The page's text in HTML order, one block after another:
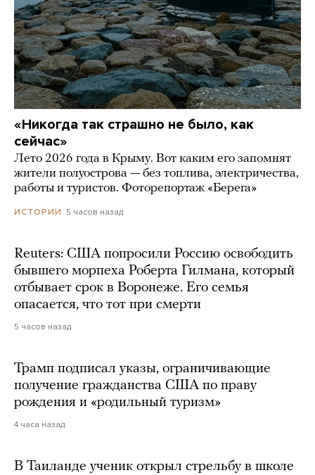
«Никогда так страшно не было, как
сейчас»
Лето 2026 года в Крыму. Вот каким его запомнят
жители полуострова — без топлива, электричества,
работы и туристов. Фоторепортаж «Берега»
ИСТОРИИ 5 часов назад
Reuters: США попросили Россию освободить
бывшего морпеха Роберта Гилмана, который
отбывает срок в Воронеже. Его семья
опасается, что тот при смерти
5 часов назад
Трамп подписал указы, ограничивающие
получение гражданства США по праву
рождения и «родильный туризм»
4 часа назад
В Таиланде ученик открыл стрельбу в школе